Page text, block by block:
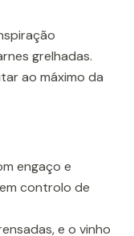
grelhadas.
ao máximo da
engaço e
controlo de
e o vinho